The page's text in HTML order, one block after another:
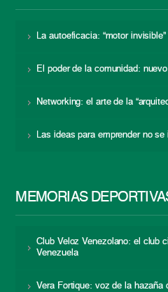
La autoeficacia: “motor
El poder de la comunidad:
Networking: el arte de la
Las ideas para emprender no
MEMORIAS
Club Veloz Venezolano: el club
Venezuela
Vera Fortique: voz de la hazaña